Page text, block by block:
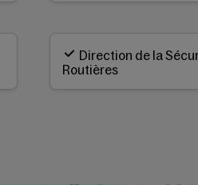
Direction de la
Routières